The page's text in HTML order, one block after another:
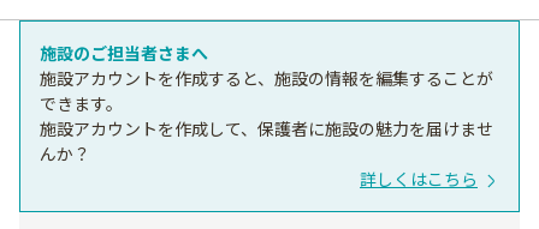
施設のご担当者さまへ
施設アカウントを作成すると、施設の情報を編集することが
できます。
施設アカウントを作成して、保護者に施設の魅力を届けませ
んか？
詳しくはこちら